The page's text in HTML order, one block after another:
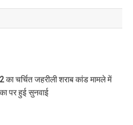
चर्चित जहरीली शराब कांड मामले में
पर हुई सुनवाई